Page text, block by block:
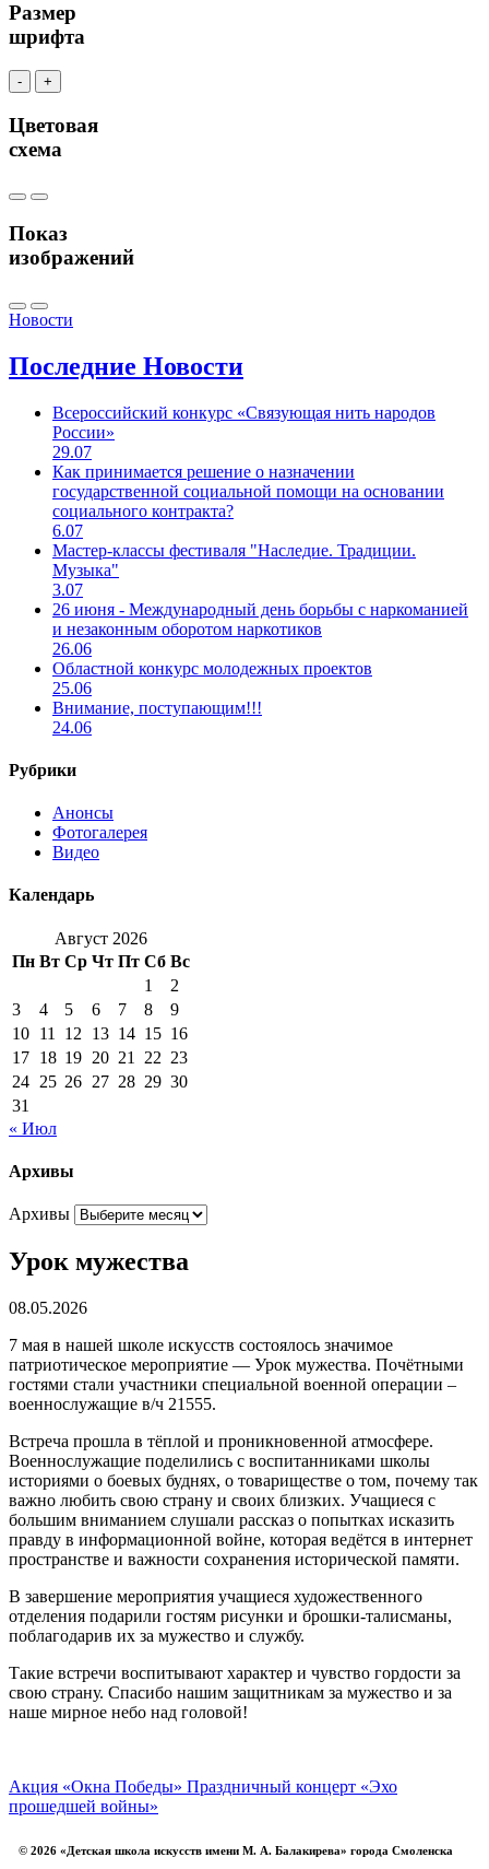
Размер
шрифта
- +
Цветовая
схема
Показ
изображений
Новости
Последние Новости
Всероссийский конкурс «Связующая нить народов
России»
29.07
Как принимается решение о назначении
государственной социальной помощи на основании
социального контракта?
6.07
Мастер-классы фестиваля "Наследие. Традиции.
Музыка"
3.07
26 июня - Международный день борьбы с наркоманией
и незаконным оборотом наркотиков
26.06
Областной конкурс молодежных проектов
25.06
Внимание, поступающим!!!
24.06
Рубрики
Анонсы
Фотогалерея
Видео
Календарь
Август 2026
Пн Вт Ср Чт Пт Сб Вс
1
2
3
4 5 6 7 8
9
10 11 12 13 14 15 16
17 18 19 20 21 22 23
24 25 26 27 28 29 30
31
« Июл
Архивы
Архивы
Урок мужества
08.05.2026
7 мая в нашей школе искусств состоялось значимое
патриотическое мероприятие — Урок мужества. Почётными
гостями стали участники специальной военной операции –
военнослужащие в/ч 21555.
Встреча прошла в тёплой и проникновенной атмосфере.
Военнослужащие поделились с воспитанниками школы
историями о боевых буднях, о товариществе о том, почему так
важно любить свою страну и своих близких. Учащиеся с
большим вниманием слушали рассказ о попытках исказить
правду в информационной войне, которая ведётся в интернет
пространстве и важности сохранения исторической памяти.
В завершение мероприятия учащиеся художественного
отделения подарили гостям рисунки и брошки-талисманы,
поблагодарив их за мужество и службу.
Такие встречи воспитывают характер и чувство гордости за
свою страну. Спасибо нашим защитникам за мужество и за
наше мирное небо над головой!
Акция «Окна Победы» Праздничный концерт «Эхо
прошедшей войны»
© 2026 «Детская школа искусств имени М. А. Балакирева» города Смоленска